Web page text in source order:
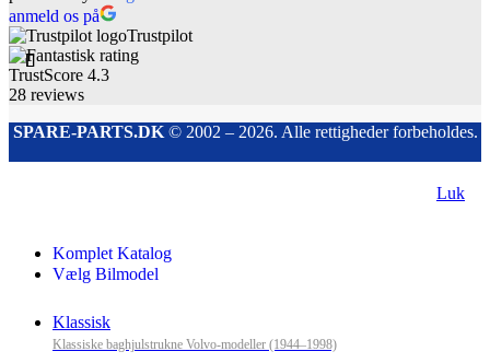
anmeld os på
Trustpilot
TrustScore 4.3
28 reviews
SPARE-PARTS.DK© 2002 – 2026. Alle rettigheder forbeholdes.
Luk
Komplet Katalog
Vælg Bilmodel
Klassisk
Klassiske baghjulstrukne Volvo-modeller (1944–1998)